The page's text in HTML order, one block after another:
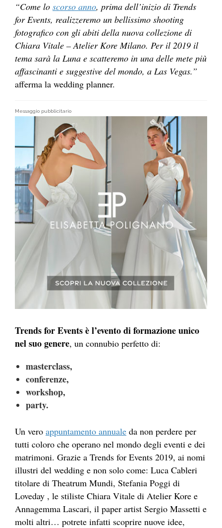
“Come lo scorso anno, prima dell’inizio di Trends
for Events, realizzeremo un bellissimo shooting
fotografico con gli abiti della nuova collezione di
Chiara Vitale – Atelier Kore Milano. Per il 2019 il
tema sarà la Luna e scatteremo in una delle mete più
affascinanti e suggestive del mondo, a Las Vegas.”
afferma la wedding planner.
Messaggio pubblicitario
Trends for Events è l’evento di formazione unico
nel suo genere, un connubio perfetto di:
masterclass,
conferenze,
workshop,
party.
Un vero appuntamento annuale da non perdere per
tutti coloro che operano nel mondo degli eventi e dei
matrimoni. Grazie a Trends for Events 2019, ai nomi
illustri del wedding e non solo come: Luca Cableri
titolare di Theatrum Mundi, Stefania Poggi di
Loveday , le stiliste Chiara Vitale di Atelier Kore e
Annagemma Lascari, il paper artist Sergio Massetti e
molti altri… potrete infatti scoprire nuove idee,